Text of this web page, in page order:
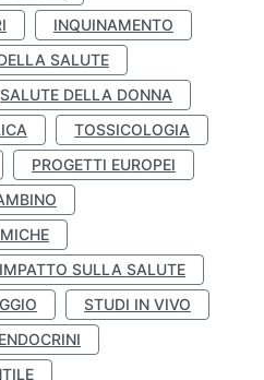
INQUINAMENTO
SALUTE
SALUTE DELLA DONNA
TOSSICOLOGIA
PROGETTI EUROPEI
SULLA SALUTE
STUDI IN VIVO